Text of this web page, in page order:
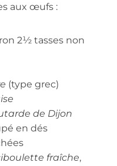
aux œufs :
2½ tasses non
(type grec)
de Dijon
en dés
fraîche,